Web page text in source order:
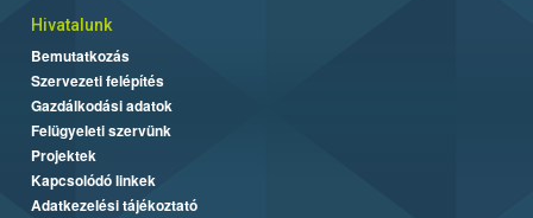
Hivatalunk
Bemutatkozás
Szervezeti felépítés
Gazdálkodási adatok
Felügyeleti szervünk
Projektek
Kapcsolódó linkek
Adatkezelési tájékoztató